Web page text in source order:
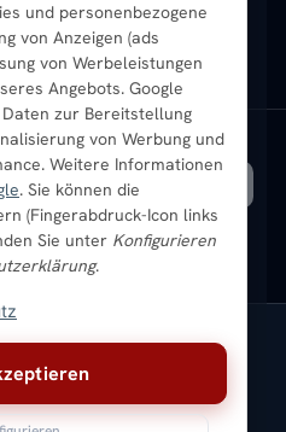
und personenbezogene
von Anzeigen (ads
von Werbeleistungen
Angebots. Google
zur Bereitstellung
von Werbung und
Weitere Informationen
. Sie können die
(Fingerabdruck-Icon links
Sie unter Konfigurieren
.
Badheizkörper Schwarz
ZubehörAktuelle Angebote
VERSAND MIT
GmbH
USt. |Kostenloser Versand